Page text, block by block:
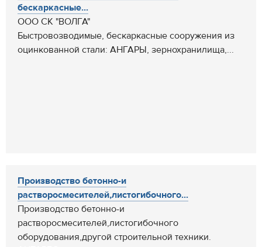
бескаркасные...
ООО СК "ВОЛГА"
Быстровозводимые, бескаркасные сооружения из
оцинкованной стали: АНГАРЫ, зернохранилища,...
Производство бетонно-и
растворосмесителей,листогибочного...
Производство бетонно-и
растворосмесителей,листогибочного
оборудования,другой строительной техники.